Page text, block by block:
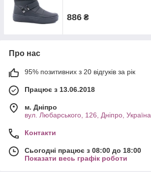
886 ₴
Про нас
95% позитивних з 20 відгуків за рік
Працює з 13.06.2018
м. Дніпро
вул. Любарського, 126, Дніпро, Україна
Контакти
Сьогодні працює з 08:00 до 18:00
Показати весь графік роботи